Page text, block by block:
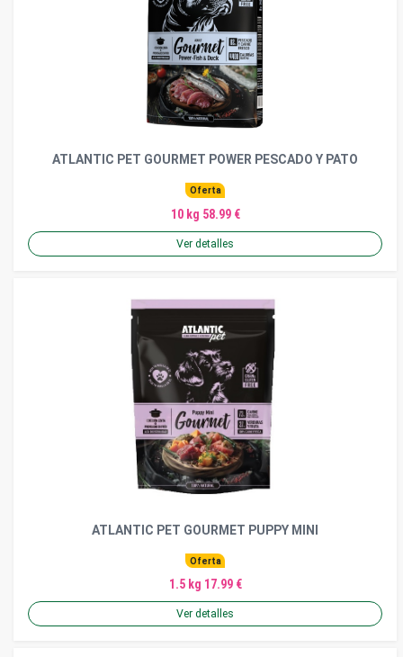
ATLANTIC PET GOURMET POWER PESCADO Y PATO
Oferta
10 kg 58.99 €
Ver detalles
ATLANTIC PET GOURMET PUPPY MINI
Oferta
1.5 kg 17.99 €
Ver detalles